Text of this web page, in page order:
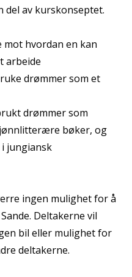
del av kurskonseptet.
mot hvordan en kan
arbeide
drømmer som et
drømmer som
bøker, og
jungiansk
ingen mulighet for å
Deltakerne vil
bil eller mulighet for
deltakerne.